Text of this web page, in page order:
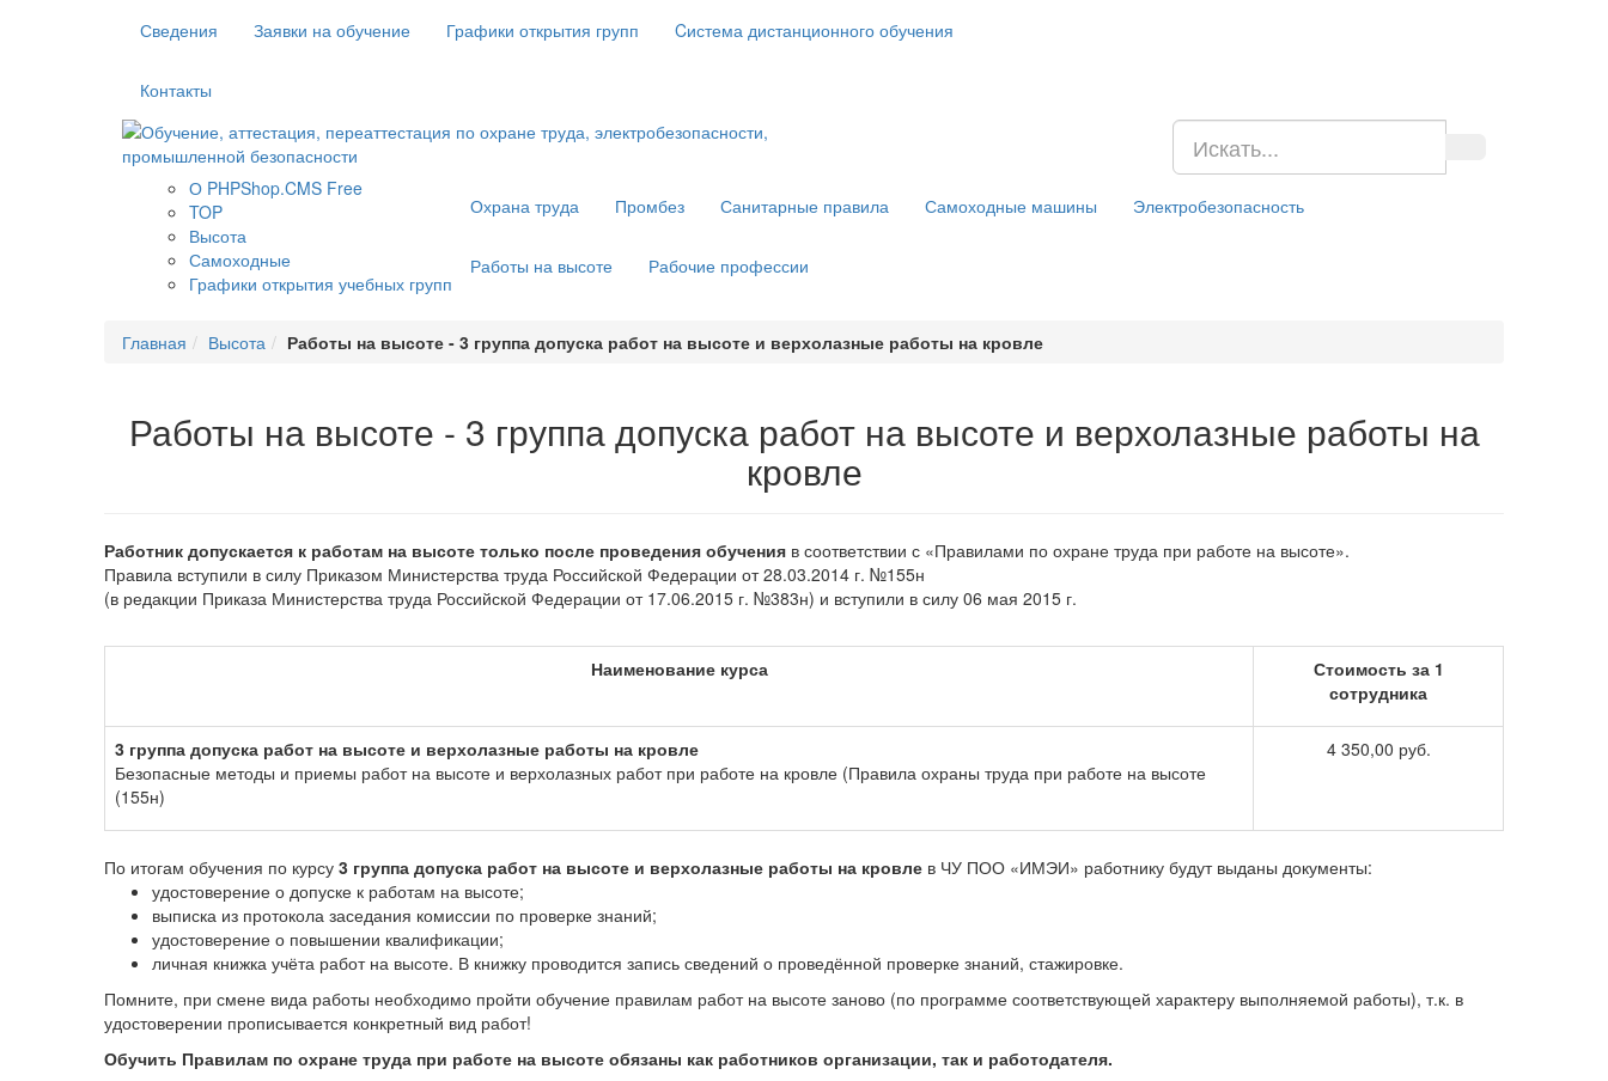
Сведения Заявки на обучение Графики открытия групп Cистема дистанционного обучения
Контакты
О PHPShop.CMS Free
TOP
Высота
Самоходные
Графики открытия учебных групп
Охрана труда Промбез Санитарные правила Самоходные машины Электробезопасность
Работы на высоте Рабочие профессии
Главная Высота Работы на высоте - 3 группа допуска работ на высоте и верхолазные работы на кровле
Работы на высоте - 3 группа допуска работ на высоте и верхолазные работы на
кровле
Работник допускается к работам на высоте только после проведения обучения в соответствии с «Правилами по охране труда при работе на высоте».
Правила вступили в силу Приказом Министерства труда Российской Федерации от 28.03.2014 г. №155н
(в редакции Приказа Министерства труда Российской Федерации от 17.06.2015 г. №383н) и вступили в силу 06 мая 2015 г.
Наименование курса
Стоимость за 1
сотрудника
3 группа допуска работ на высоте и верхолазные работы на кровле
Безопасные методы и приемы работ на высоте и верхолазных работ при работе на кровле (Правила охраны труда при работе на высоте
(155н)
4 350,00 руб.
По итогам обучения по курсу 3 группа допуска работ на высоте и верхолазные работы на кровле в ЧУ ПОО «ИМЭИ» работнику будут выданы документы:
удостоверение о допуске к работам на высоте;
выписка из протокола заседания комиссии по проверке знаний;
удостоверение о повышении квалификации;
личная книжка учёта работ на высоте. В книжку проводится запись сведений о проведённой проверке знаний, стажировке.
Помните, при смене вида работы необходимо пройти обучение правилам работ на высоте заново (по программе соответствующей характеру выполняемой работы), т.к. в
удостоверении прописывается конкретный вид работ!
Обучить Правилам по охране труда при работе на высоте обязаны как работников организации, так и работодателя.